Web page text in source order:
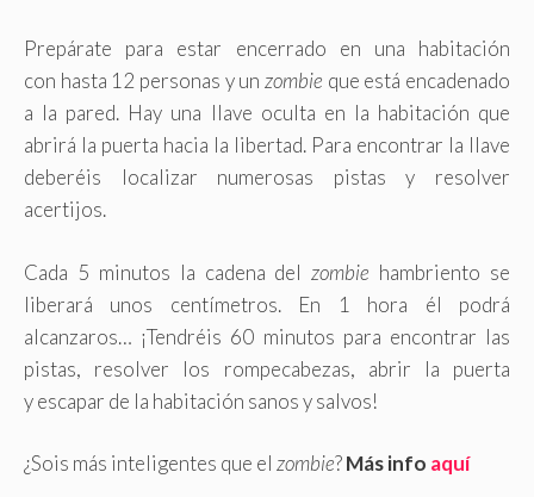
Prepárate para estar encerrado en una habitación
con hasta 12 personas y unzombie que está encadenado
a la pared. Hay una llave oculta en la habitación que
abrirá la puerta hacia la libertad. Para encontrar la llave
deberéis localizar numerosas pistas y resolver
acertijos.
Cada 5 minutos la cadena delzombie hambriento se
liberará unos centímetros. En 1 hora él podrá
alcanzaros… ¡Tendréis 60 minutos para encontrar las
pistas, resolver los rompecabezas, abrir la puerta
yescapar de la habitación sanos y salvos!
¿Sois más inteligentes que el zombie?Más info aquí